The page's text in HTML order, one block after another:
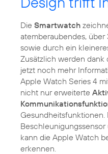
Die Smartwatch
atemberaubendes,
sowie durch ein
Zusätzlich werden
jetzt noch mehr
Apple Watch Series 4
nicht nur erweiterte
kann die Apple Watch
erkennen.